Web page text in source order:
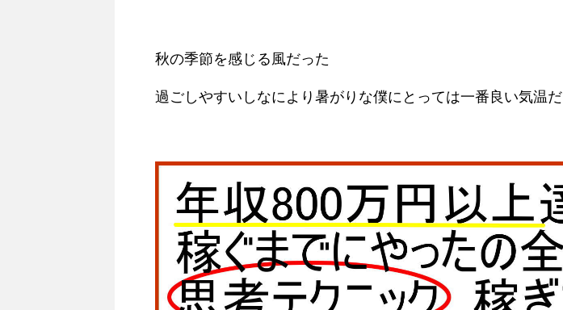
秋の季節を感じる風だった
過ごしやすいしなにより暑がりな僕にとっては一番良い気温だ